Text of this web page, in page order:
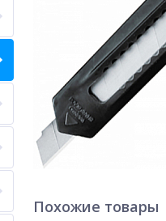
Похожие товары